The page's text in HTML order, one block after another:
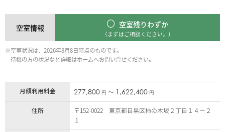
空室情報 空室残りわずか
（まずはご相談ください。）
※空室状況は、2026年8月8日時点のものです。
待機の方の状況など詳細はホームへお問い合せください。
月額利用料金 277,800 円 〜 1,622,400 円
住所
〒152-0022 東京都目黒区柿の木坂２丁目１４－２
１